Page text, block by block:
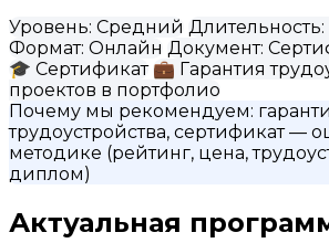
Уровень: Средний Длительность:
Формат: Онлайн Документ:
🎓 Сертификат 💼 Гарантия
проектов в портфолио
Почему мы рекомендуем:
трудоустройства, сертификат—
методике (рейтинг, цена,
диплом)
Актуальная